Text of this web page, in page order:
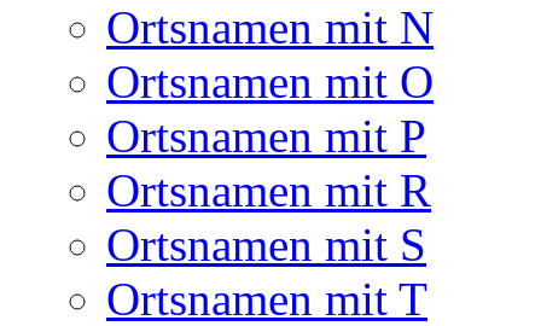
Ortsnamen mit N
Ortsnamen mit O
Ortsnamen mit P
Ortsnamen mit R
Ortsnamen mit S
Ortsnamen mit T